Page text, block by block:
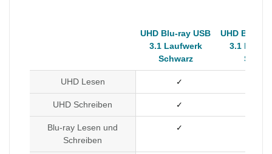
UHD Blu-ray USB
3.1 Laufwerk
Schwarz
UHD Blu-ray
3.1
Silber
UHD Lesen ✓
UHD Schreiben ✓
Blu-ray Lesen und
Schreiben
✓